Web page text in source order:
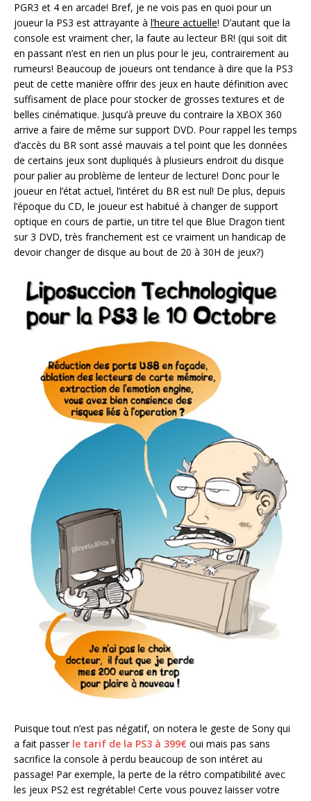
PGR3 et 4 en arcade! Bref, je ne vois pas en quoi pour un
joueur la PS3 est attrayante à l’heure actuelle! D’autant que la
console est vraiment cher, la faute au lecteur BR! (qui soit dit
en passant n’est en rien un plus pour le jeu, contrairement au
rumeurs! Beaucoup de joueurs ont tendance à dire que la PS3
peut de cette manière offrir des jeux en haute définition avec
suffisament de place pour stocker de grosses textures et de
belles cinématique. Jusqu’à preuve du contraire la XBOX 360
arrive a faire de même sur support DVD. Pour rappel les temps
d’accès du BR sont assé mauvais a tel point que les données
de certains jeux sont dupliqués à plusieurs endroit du disque
pour palier au problème de lenteur de lecture! Donc pour le
joueur en l’état actuel, l’intéret du BR est nul! De plus, depuis
l’époque du CD, le joueur est habitué à changer de support
optique en cours de partie, un titre tel que Blue Dragon tient
sur 3 DVD, très franchement est ce vraiment un handicap de
devoir changer de disque au bout de 20 à 30H de jeux?)
Puisque tout n’est pas négatif, on notera le geste de Sony qui
a fait passer le tarif de la PS3 à 399€ oui mais pas sans
sacrifice la console à perdu beaucoup de son intéret au
passage! Par exemple, la perte de la rétro compatibilité avec
les jeux PS2 est regrétable! Certe vous pouvez laisser votre